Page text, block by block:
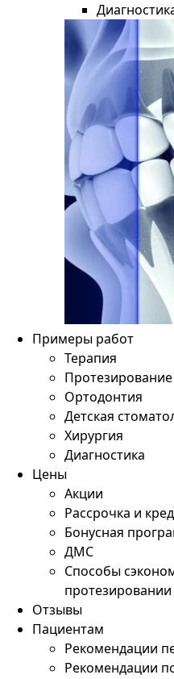
Примеры работ
Терапия
Протезирование
Ортодонтия
Детская
Хирургия
Диагностика
Цены
Акции
Рассрочка и
Бонусная
ДМС
Способы
протезировании
Отзывы
Пациентам
Рекомендации
Рекомендации